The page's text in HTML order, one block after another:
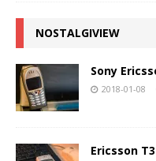
NOSTALGIVIEW
Sony
2018-01-08
Ericsson